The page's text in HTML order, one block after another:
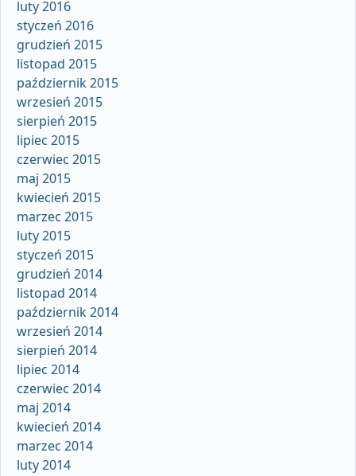
luty 2016
styczeń 2016
grudzień 2015
listopad 2015
październik 2015
wrzesień 2015
sierpień 2015
lipiec 2015
czerwiec 2015
maj 2015
kwiecień 2015
marzec 2015
luty 2015
styczeń 2015
grudzień 2014
listopad 2014
październik 2014
wrzesień 2014
sierpień 2014
lipiec 2014
czerwiec 2014
maj 2014
kwiecień 2014
marzec 2014
luty 2014